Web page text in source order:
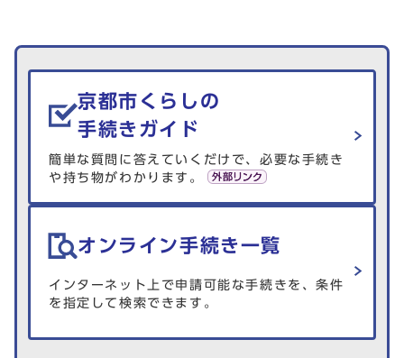
生活情報を探す
京都市くらしの
手続きガイド
簡単な質問に答えていくだけで、必要な手続き
や持ち物がわかります。
オンライン手続き一覧
インターネット上で申請可能な手続きを、条件
を指定して検索できます。